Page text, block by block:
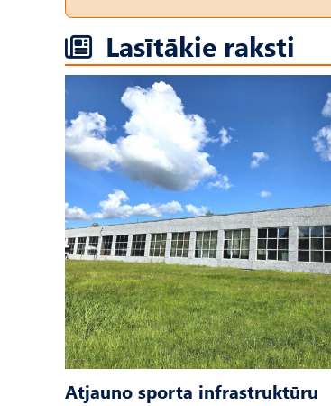
Lasītākie raksti
Atjauno sporta infrastruktūru